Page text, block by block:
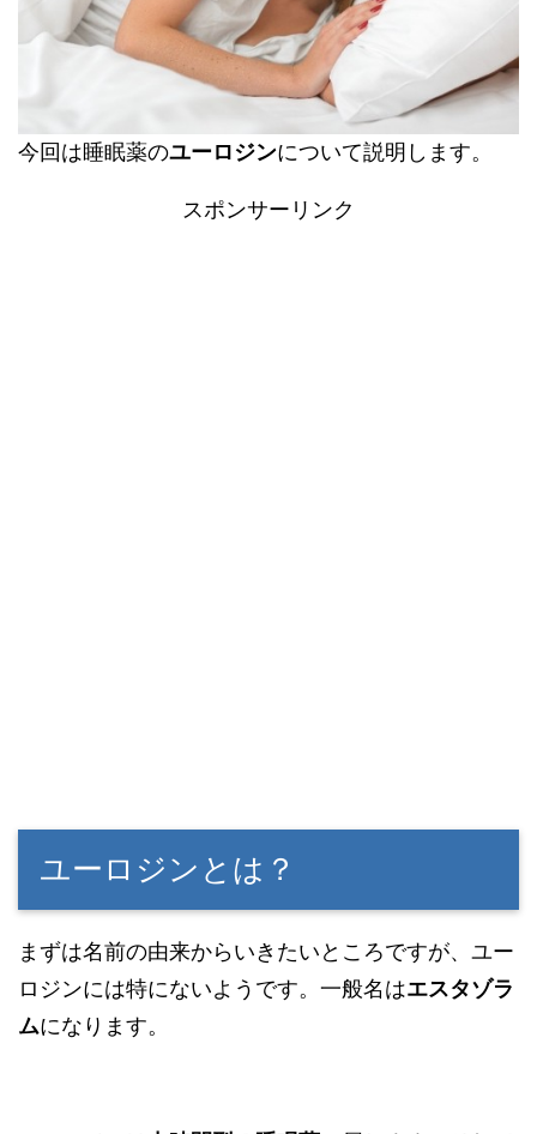
今回は睡眠薬のユーロジンについて説明します。
スポンサーリンク
ユーロジンとは？
まずは名前の由来からいきたいところですが、ユー
ロジンには特にないようです。一般名はエスタゾラ
ムになります。